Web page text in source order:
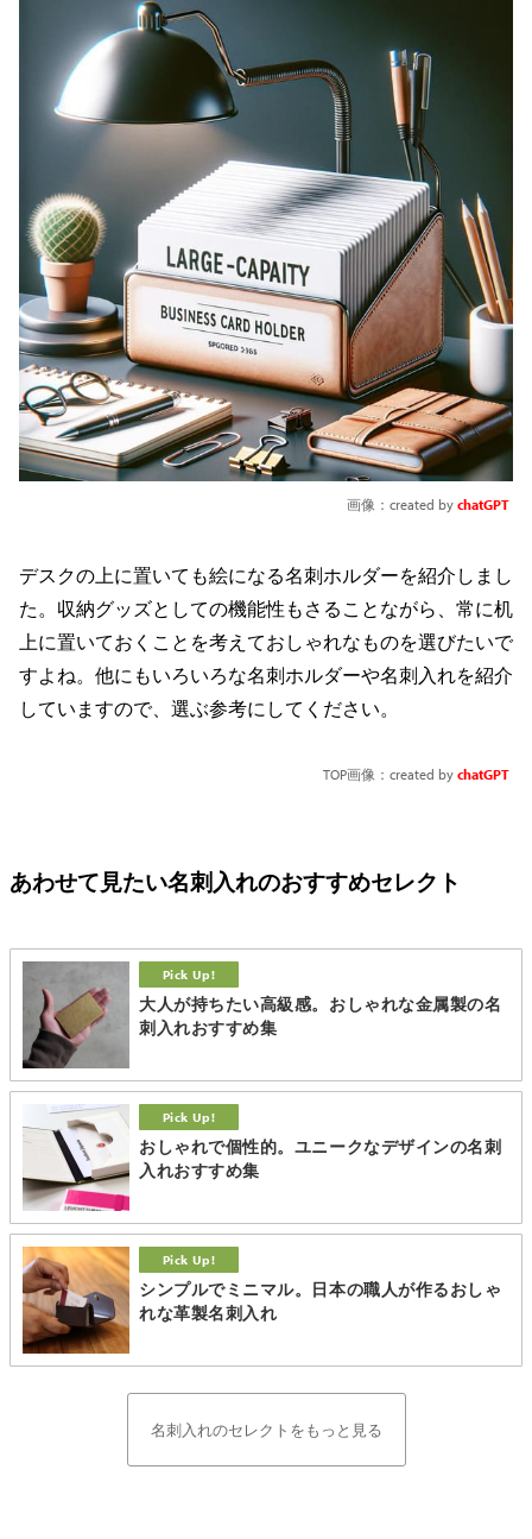
画像：created by chatGPT
デスクの上に置いても絵になる名刺ホルダーを紹介しまし
た。収納グッズとしての機能性もさることながら、常に机
上に置いておくことを考えておしゃれなものを選びたいで
すよね。他にもいろいろな名刺ホルダーや名刺入れを紹介
していますので、選ぶ参考にしてください。
TOP画像：created by chatGPT
あわせて見たい名刺入れのおすすめセレクト
大人が持ちたい高級感。おしゃれな金属製の名
刺入れおすすめ集
おしゃれで個性的。ユニークなデザインの名刺
入れおすすめ集
シンプルでミニマル。日本の職人が作るおしゃ
れな革製名刺入れ
名刺入れのセレクトをもっと見る